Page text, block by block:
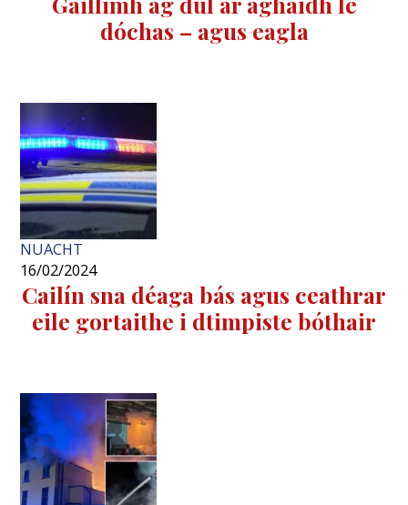
dóchas – agus eagla
NUACHT
16/02/2024
Cailín sna déaga bás agus ceathrar
eile gortaithe i dtimpiste bóthair